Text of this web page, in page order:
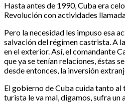
Hasta antes de 1990, Cuba era
Revolución con actividades
Pero la necesidad les impuso esa
salvación del régimen castrista. A
en el exterior. Así, el comandante
que ya se tenían relaciones, éstas
desde entonces, la inversión
El gobierno de Cuba cuida tanto al
turista le va mal, digamos, sufra un